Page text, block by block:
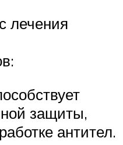
лечения
защиты,
антител.